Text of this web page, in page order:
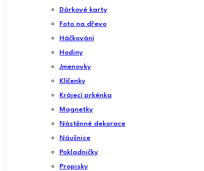
Dárkové karty
Foto na dřevo
Háčkování
Hodiny
Jmenovky
Klíčenky
Krájecí prkénka
Magnetky
Nástěnné dekorace
Náušnice
Pokladničky
Propisky